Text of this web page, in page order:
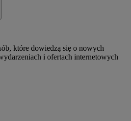
które dowiedzą się o nowych
i ofertach internetowych